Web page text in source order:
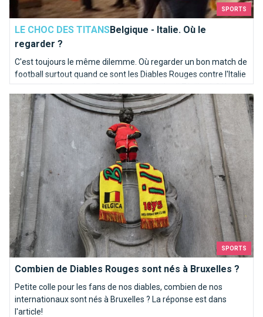
SPORTS
LE CHOC DES TITANSBelgique - Italie. Où le
regarder ?
C'est toujours le même dilemme. Où regarder un bon match de
football surtout quand ce sont les Diables Rouges contre l'Italie
en quart de finale de l'Euro! C'est ce vendredi 7 juillet à 21h
SPORTS
Combien de Diables Rouges sont nés à Bruxelles ?
Petite colle pour les fans de nos diables, combien de nos
internationaux sont nés à Bruxelles ? La réponse est dans
l'article!
Combien de Diables Rouges sont nés à Bruxelles ?